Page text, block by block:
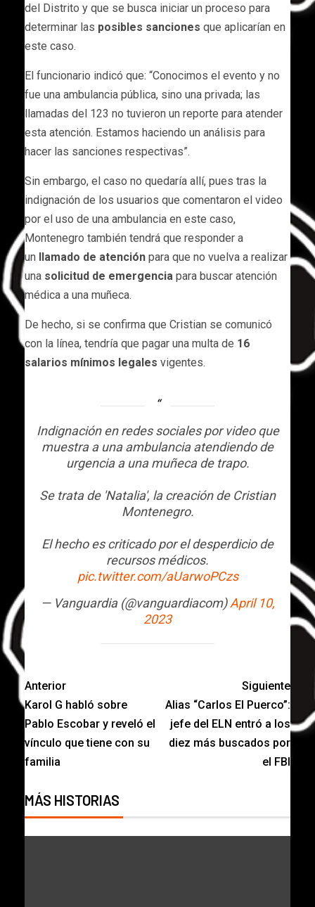
del Distrito y que se busca iniciar un proceso para
determinar las posibles sanciones que aplicarían en
este caso.
El funcionario indicó que: “Conocimos el evento y no
fue una ambulancia pública, sino una privada; las
llamadas del 123 no tuvieron un reporte para atender
esta atención. Estamos haciendo un análisis para
hacer las sanciones respectivas”.
Sin embargo, el caso no quedaría allí, pues tras la
indignación de los usuarios que comentaron el video
por el uso de una ambulancia en este caso,
Montenegro también tendrá que responder a
un llamado de atención para que no vuelva a realizar
una solicitud de emergencia para buscar atención
médica a una muñeca.
De hecho, si se confirma que Cristian se comunicó
con la línea, tendría que pagar una multa de 16
salarios mínimos legales vigentes.
Indignación en redes sociales por video que
muestra a una ambulancia atendiendo de
urgencia a una muñeca de trapo.
Se trata de 'Natalia', la creación de Cristian
Montenegro.
El hecho es criticado por el desperdicio de
recursos médicos.
pic.twitter.com/aUarwoPCzs
— Vanguardia (@vanguardiacom)April 10,
2023
Anterior
Karol G habló sobre
Pablo Escobar y reveló el
vínculo que tiene con su
familia
Siguiente
Alias “Carlos El Puerco”:
jefe del ELN entró a los
diez más buscados por
el FBI
MÁS HISTORIAS